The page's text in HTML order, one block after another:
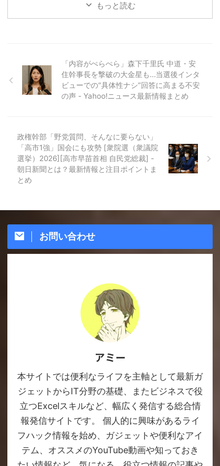
もっと読む
「内容がぺらぺら」森下千里氏 中道・安
住幹事長を撃破の大金星も…当選後インタ
ビューでの“具体性ナシ”回答に高まる不安
の声 - Yahoo!ニュース最新情報まとめ
政権幹部「野党質問、そんなに要らない」
「高市1強」国会にも攻勢 [衆院選（衆議院
選挙）2026][高市早苗首相 自民党総裁] -
朝日新聞とは？最新情報と注目ポイントま
とめ
お問い合わせ
アミー
本サイトでは便利なライフを主軸として最新ガ
ジェットからIT分野の基礎、またビジネスで役
立つExcelスキルなど、幅広く発信する総合情
報発信サイトです。 個人的に興味があるライ
フハック情報を始め、ガジェットや便利なアイ
テム、オススメのYouTube動画や知っておき